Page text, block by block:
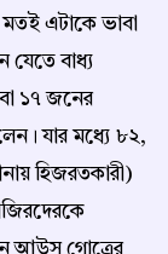
এটাকে ভাবা
যেতে বাধ্য
১৭ জনের
যার মধ্যে ৮২,
হিজরতকারী)